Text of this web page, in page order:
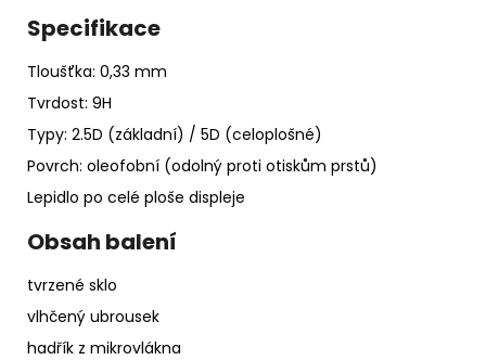
Specifikace
Tloušťka: 0,33 mm
Tvrdost: 9H
Typy: 2.5D (základní) / 5D (celoplošné)
Povrch: oleofobní (odolný proti otiskům prstů)
Lepidlo po celé ploše displeje
Obsah balení
tvrzené sklo
vlhčený ubrousek
hadřík z mikrovlákna